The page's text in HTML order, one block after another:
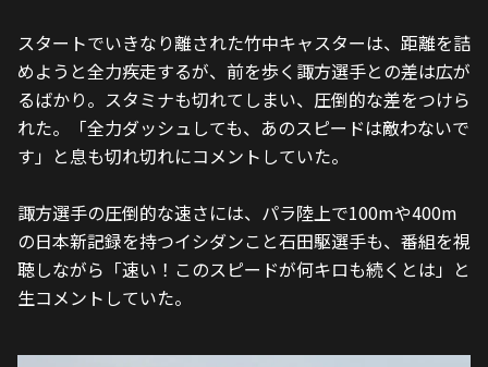
スタートでいきなり離された竹中キャスターは、距離を詰
めようと全力疾走するが、前を歩く諏方選手との差は広が
るばかり。スタミナも切れてしまい、圧倒的な差をつけら
れた。「全力ダッシュしても、あのスピードは敵わないで
す」と息も切れ切れにコメントしていた。
諏方選手の圧倒的な速さには、パラ陸上で100mや400m
の日本新記録を持つイシダンこと石田駆選手も、番組を視
聴しながら「速い！このスピードが何キロも続くとは」と
生コメントしていた。